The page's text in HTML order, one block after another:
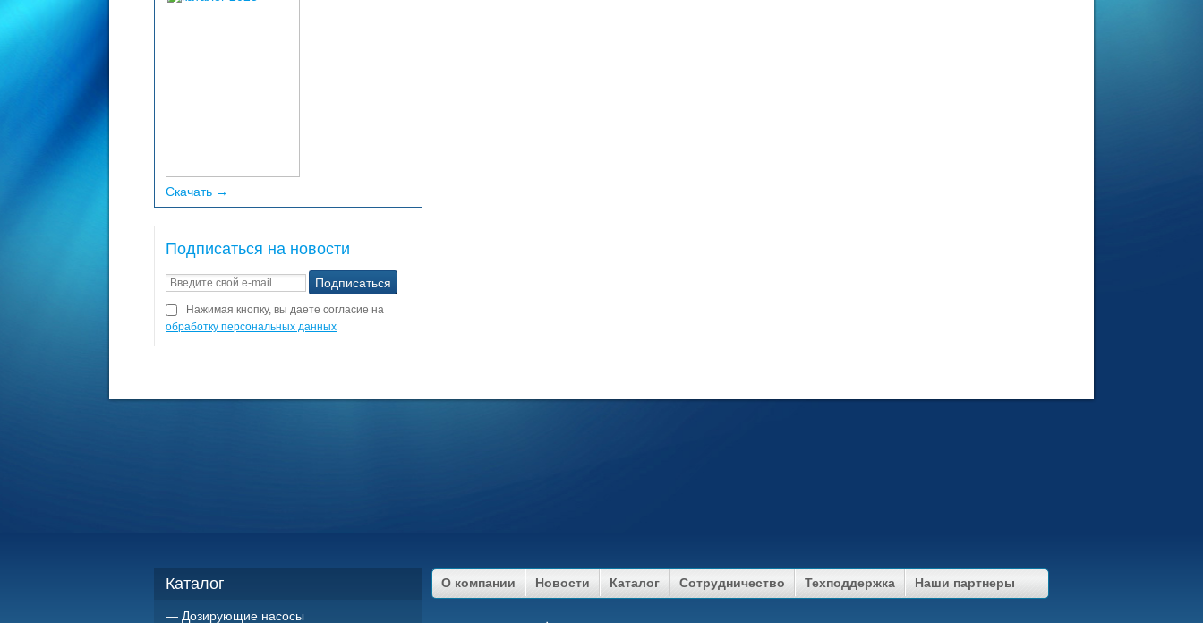
Скачать →
Подписаться на новости
Нажимая кнопку, вы даете согласие на
обработку персональных данных
Каталог
Дозирующие насосы
О компании Новости Каталог Сотрудничество Техподдержка Наши партнеры